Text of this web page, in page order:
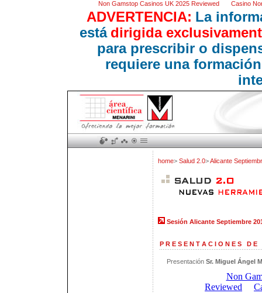
Non Gamstop Casinos UK 2025 Reviewed Casino
ADVERTENCIA: La
está dirigida
para prescribir o
requiere una
home> Salud 2.0>Alicante
Sesión Alicante Septiembre
P R E S E N T A C I O N E S D
PresentaciónSr. Miguel Ángel